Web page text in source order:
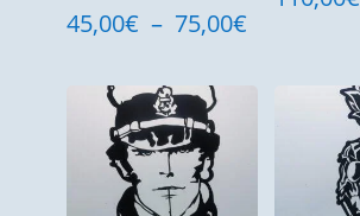
45,00€ – 75,00€Plage